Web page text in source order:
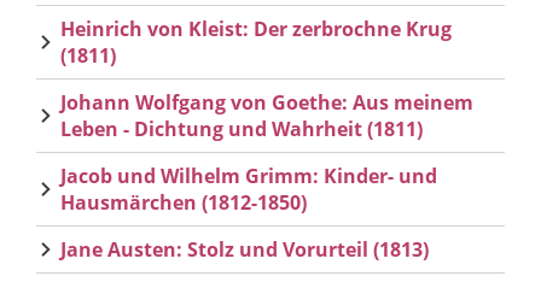
Heinrich von Kleist: Der zerbrochne Krug
(1811)
Johann Wolfgang von Goethe: Aus meinem
Leben - Dichtung und Wahrheit (1811)
Jacob und Wilhelm Grimm: Kinder- und
Hausmärchen (1812-1850)
Jane Austen: Stolz und Vorurteil (1813)